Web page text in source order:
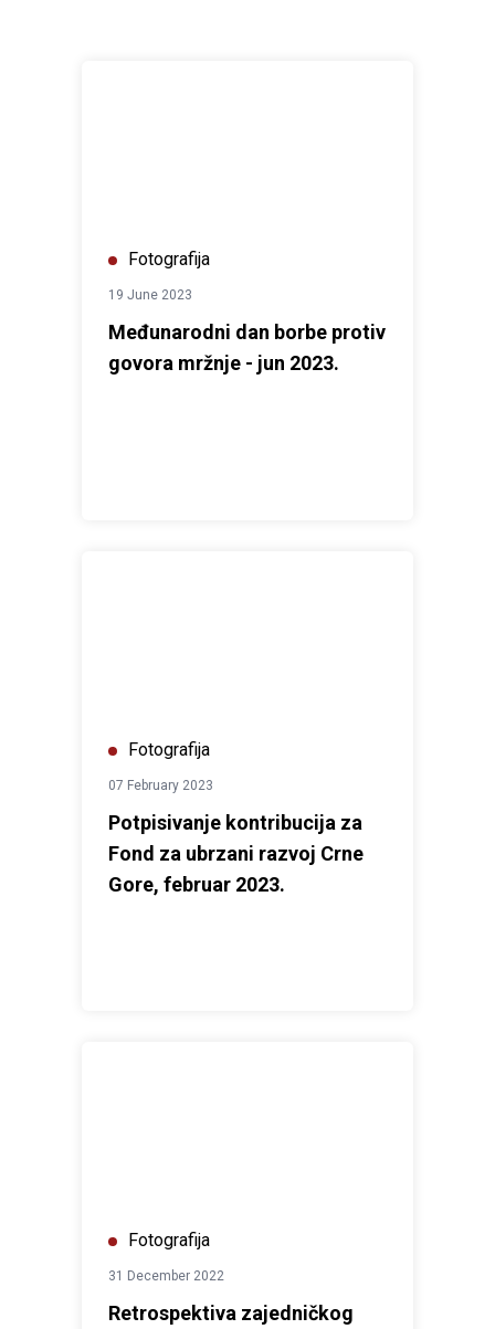
Fotografija
19 June 2023
Međunarodni dan borbe protiv
govora mržnje - jun 2023.
Fotografija
07 February 2023
Potpisivanje kontribucija za
Fond za ubrzani razvoj Crne
Gore, februar 2023.
Fotografija
31 December 2022
Retrospektiva zajedničkog